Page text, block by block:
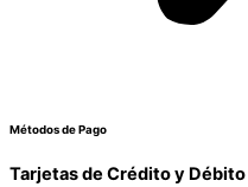
Métodos de Pago
Tarjetas de Crédito y Débito